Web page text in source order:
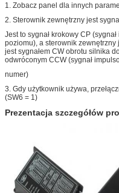
1. Zobacz panel dla innych
2. Sterownik zewnętrzny jest
Jest to sygnał krokowy CP
poziomu), a sterownik zewnętrzny
jest sygnałem CW obrotu silnika
odwróconym CCW (sygnał
numer)
3. Gdy użytkownik używa,
(SW6 = 1)
Prezentacja szczegółów